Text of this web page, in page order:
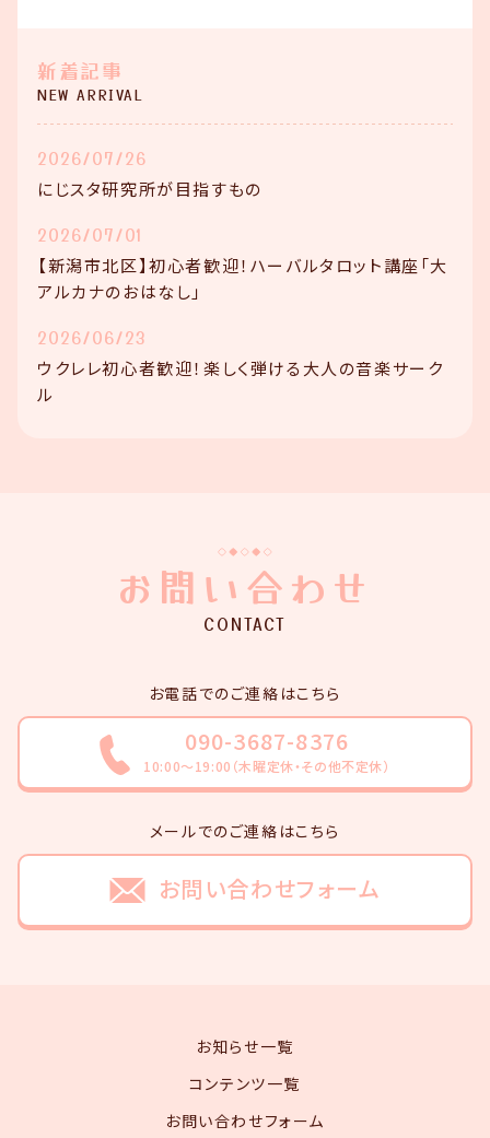
新着記事
NEW ARRIVAL
2026/07/26
にじスタ研究所が目指すもの
2026/07/01
【新潟市北区】初心者歓迎！ハーバルタロット講座「大
アルカナのおはなし」
2026/06/23
ウクレレ初心者歓迎！楽しく弾ける大人の音楽サーク
ル
お問い合わせ
CONTACT
お電話でのご連絡はこちら
090-3687-8376
10:00～19:00（木曜定休・その他不定休）
メールでのご連絡はこちら
お問い合わせフォーム
お知らせ一覧
コンテンツ一覧
お問い合わせフォーム